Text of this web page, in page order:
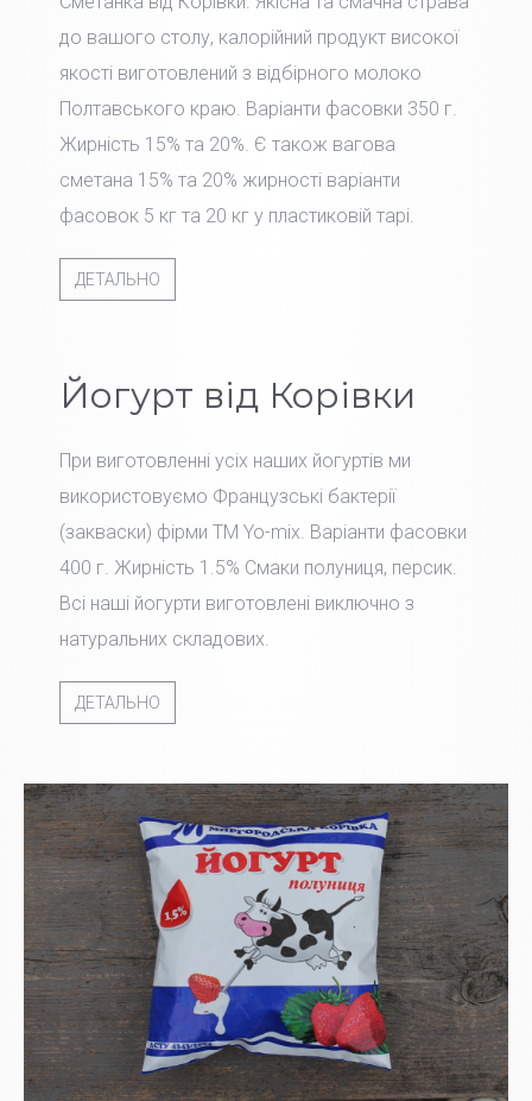
до вашого столу, калорійний продукт високої
якості виготовлений з відбірного молоко
Полтавського краю. Варіанти фасовки 350 г.
Жирність 15% та 20%. Є також вагова
сметана 15% та 20% жирності варіанти
фасовок 5 кг та 20 кг у пластиковій тарі.
ДЕТАЛЬНО
Йогурт від Корівки
При виготовленні усіх наших йогуртів ми
використовуємо Французські бактерії
(закваски) фірми TM Yo-mix. Варіанти фасовки
400 г. Жирність 1.5% Смаки полуниця, персик.
Всі наші йогурти виготовлені виключно з
натуральних складових.
ДЕТАЛЬНО